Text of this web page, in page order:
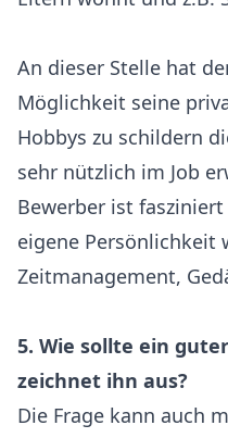
An dieser Stelle hat
Möglichkeit seine
Hobbys zu schildern
sehr nützlich im Job
Bewerber ist
eigene Persönlichkeit
Zeitmanagement,
5. Wie sollte ein
zeichnet ihn aus?
Die Frage kann auch